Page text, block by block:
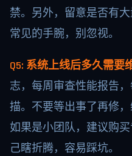
禁。另外，留意是否有
常见的手腕，别忽视。
Q5: 系统上线后多久需要
志，每周审查性能报告
描。不要等出事了再修
如果是小团队，建议购
己瞎折腾，容易踩坑。